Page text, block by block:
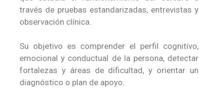
través de pruebas estandarizadas, entrevistas y
observación clínica.
Su objetivo es comprender el perfil cognitivo,
emocional y conductual de la persona, detectar
fortalezas y áreas de dificultad, y orientar un
diagnóstico o plan de apoyo.